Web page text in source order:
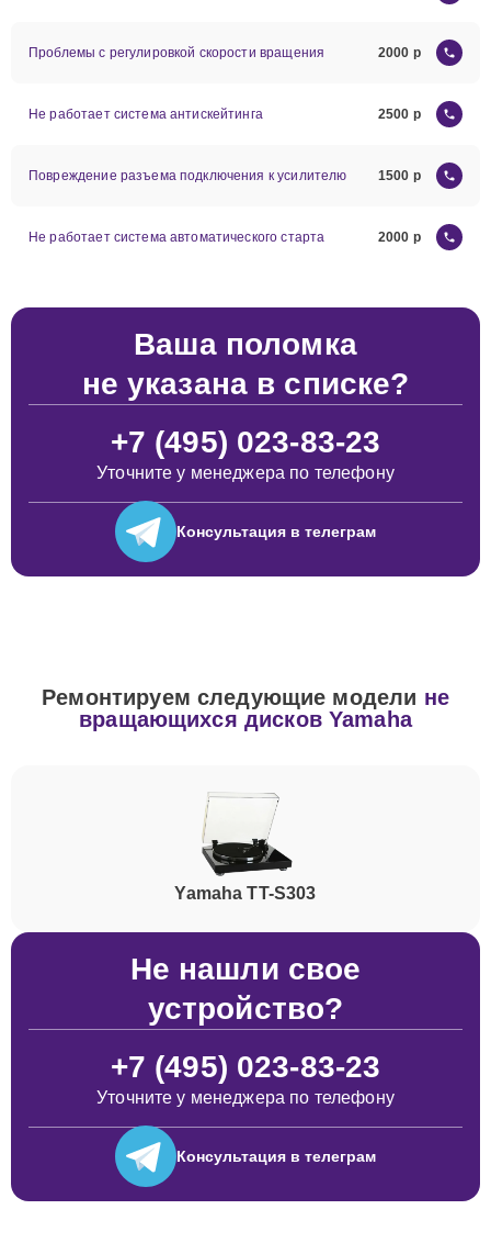
Проблемы с регулировкой скорости вращения 2000
Не работает система антискейтинга 2500
Повреждение разъема подключения к усилителю 1500
Не работает система автоматического старта 2000
Ваша поломка
не указана в списке?
+7 (495) 023-83-23
Уточните у менеджера по телефону
Консультация в телеграм
Ремонтируем следующие модели не
вращающихся дисков Yamaha
Yamaha TT-S303
Не нашли свое
устройство?
+7 (495) 023-83-23
Уточните у менеджера по телефону
Консультация в телеграм